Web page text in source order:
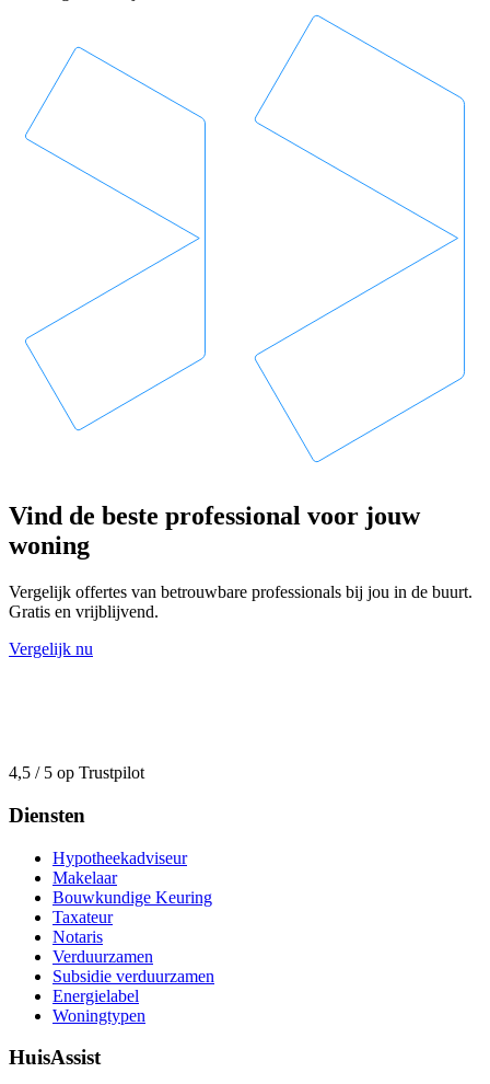
Vind de beste professional voor jouw
woning
Vergelijk offertes van betrouwbare professionals bij jou in de buurt.
Gratis en vrijblijvend.
Vergelijk nu
4,5 / 5 op Trustpilot
Diensten
Hypotheekadviseur
Makelaar
Bouwkundige Keuring
Taxateur
Notaris
Verduurzamen
Subsidie verduurzamen
Energielabel
Woningtypen
HuisAssist